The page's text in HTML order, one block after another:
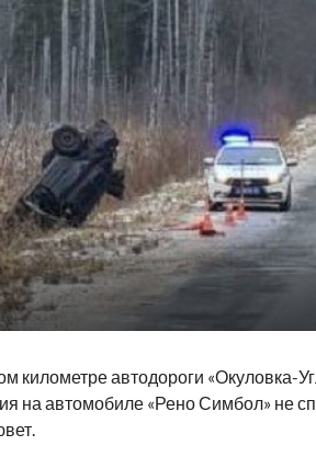
километре автодороги «Окуловка-
на автомобиле «Рено Симбол» не